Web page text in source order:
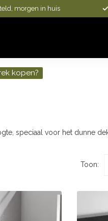
morgen in huis
kopen?
speciaal voor het dunne
Toon: